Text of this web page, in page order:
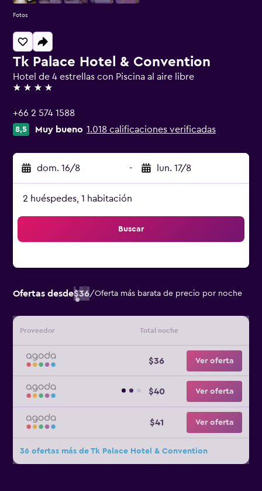
Tk Palace Hotel & Convention
Hotel de 4 estrellas con Piscina al aire libre
4 estrellas
+66 2 574 1588
8,5 Muy bueno 1.018 calificaciones verificadas
dom. 16/8 - lun. 17/8
2 huéspedes, 1 habitación
Buscar
Ofertas desde$36/Oferta más barata de precio por noche
Proveedor Total noche
$36 Ver oferta
$40 Ver oferta
$41 Ver oferta
36 ofertas más de Tk Palace Hotel & Convention
Fotos